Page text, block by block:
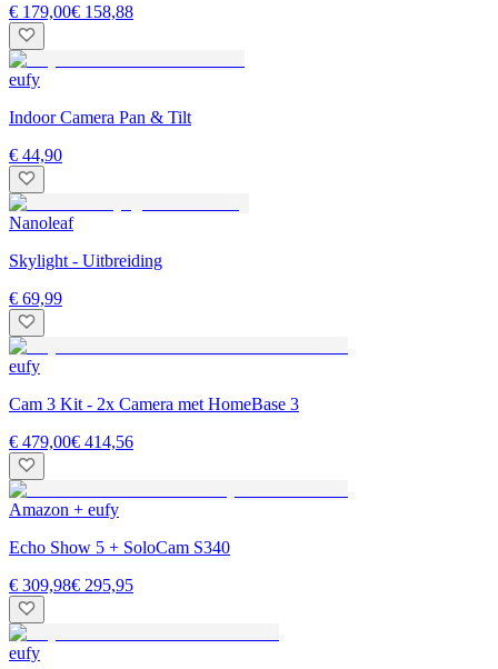
€ 179,00€ 158,88
eufy
Indoor Camera Pan & Tilt
€ 44,90
Nanoleaf
Skylight - Uitbreiding
€ 69,99
eufy
Cam 3 Kit - 2x Camera met HomeBase 3
€ 479,00€ 414,56
Amazon + eufy
Echo Show 5 + SoloCam S340
€ 309,98€ 295,95
eufy